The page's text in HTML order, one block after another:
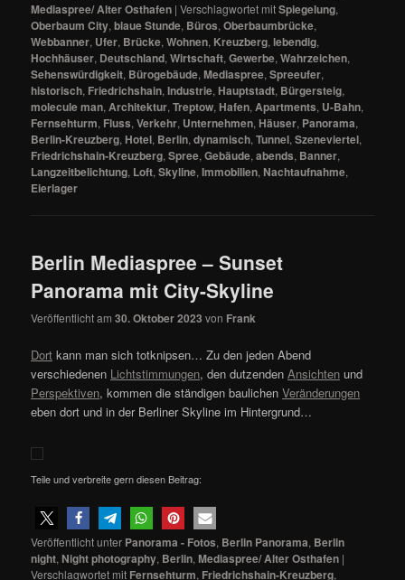
Mediaspree/ Alter Osthafen |Verschlagwortet mitSpiegelung,
Oberbaum City,blaue Stunde, Büros,Oberbaumbrücke,
Webbanner, Ufer, Brücke,Wohnen, Kreuzberg,lebendig,
Hochhäuser, Deutschland,Wirtschaft,Gewerbe,Wahrzeichen,
Sehenswürdigkeit, Bürogebäude,Mediaspree,Spreeufer,
historisch, Friedrichshain,Industrie, Hauptstadt, Bürgersteig,
molecule man, Architektur,Treptow, Hafen, Apartments, U-Bahn,
Fernsehturm, Fluss,Verkehr, Unternehmen, Häuser, Panorama,
Berlin-Kreuzberg, Hotel, Berlin,dynamisch,Tunnel,Szeneviertel,
Friedrichshain-Kreuzberg,Spree,Gebäude,abends, Banner,
Langzeitbelichtung, Loft,Skyline,Immobilien, Nachtaufnahme,
Eierlager
Berlin Mediaspree – Sunset
Panorama mit City-Skyline
Veröffentlicht am30. Oktober 2023 von Frank
Dort kann man sich totknipsen… Zu den jeden Abend
verschiedenen Lichtstimmungen, den dutzendenAnsichten und
Perspektiven, kommen die ständigen baulichenVeränderungen
eben dort und in der Berliner Skyline im Hintergrund…
Teile und verbreite gern diesen Beitrag:
Veröffentlicht unter Panorama - Fotos, Berlin Panorama, Berlin
night, Night photography, Berlin,Mediaspree/ Alter Osthafen |
Verschlagwortet mit Fernsehturm, Friedrichshain-Kreuzberg,